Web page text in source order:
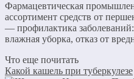
Фармацевтическая
ассортимент средств от
— профилактика
влажная уборка, отказ от
Что еще почитать
Какой кашель при туберкулезе